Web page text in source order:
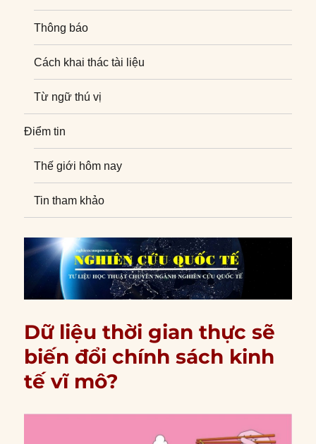
Thông báo
Cách khai thác tài liệu
Từ ngữ thú vị
Điểm tin
Thế giới hôm nay
Tin tham khảo
Dữ liệu thời gian thực sẽ
biến đổi chính sách kinh
tế vĩ mô?